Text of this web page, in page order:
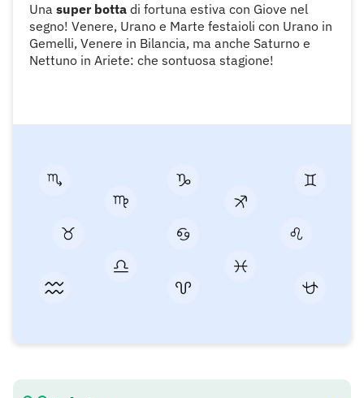
Una super botta di fortuna estiva con Giove nel
segno! Venere, Urano e Marte festaioli con Urano in
Gemelli, Venere in Bilancia, ma anche Saturno e
Nettuno in Ariete: che sontuosa stagione!